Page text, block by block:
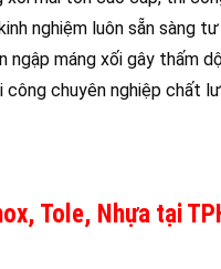
nghiệm luôn sẵn sàng
máng xối gây thấm
công chuyên nghiệp chất
Tole, Nhựa tại